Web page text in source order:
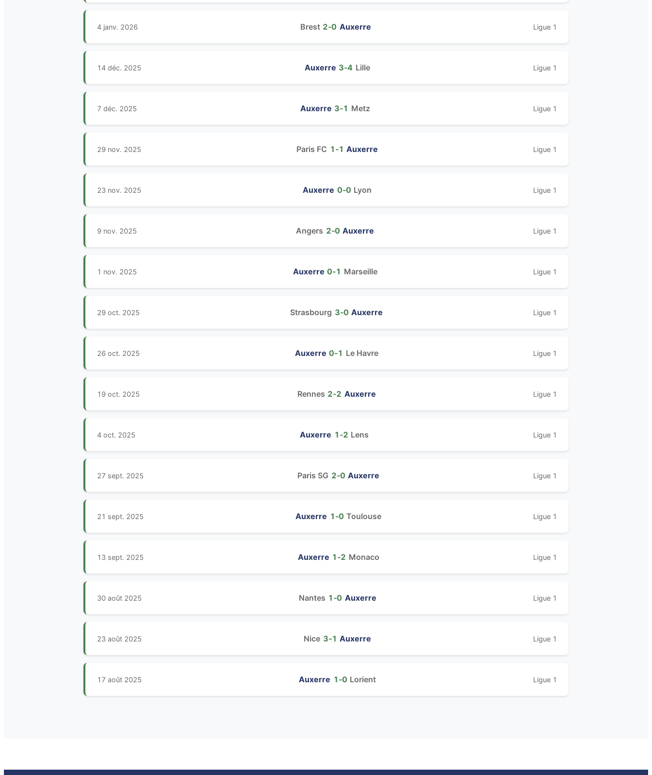
4 janv. 2026 Brest 2‑0 Auxerre Ligue 1
14 déc. 2025 Auxerre 3‑4 Lille Ligue 1
7 déc. 2025 Auxerre 3‑1 Metz Ligue 1
29 nov. 2025 Paris FC 1‑1 Auxerre Ligue 1
23 nov. 2025 Auxerre 0‑0 Lyon Ligue 1
9 nov. 2025 Angers 2‑0 Auxerre Ligue 1
1 nov. 2025 Auxerre 0‑1 Marseille Ligue 1
29 oct. 2025 Strasbourg 3‑0 Auxerre Ligue 1
26 oct. 2025 Auxerre 0‑1 Le Havre Ligue 1
19 oct. 2025 Rennes 2‑2 Auxerre Ligue 1
4 oct. 2025 Auxerre 1‑2 Lens Ligue 1
27 sept. 2025 Paris SG 2‑0 Auxerre Ligue 1
21 sept. 2025 Auxerre 1‑0 Toulouse Ligue 1
13 sept. 2025 Auxerre 1‑2 Monaco Ligue 1
30 août 2025 Nantes 1‑0 Auxerre Ligue 1
23 août 2025 Nice 3‑1 Auxerre Ligue 1
17 août 2025 Auxerre 1‑0 Lorient Ligue 1